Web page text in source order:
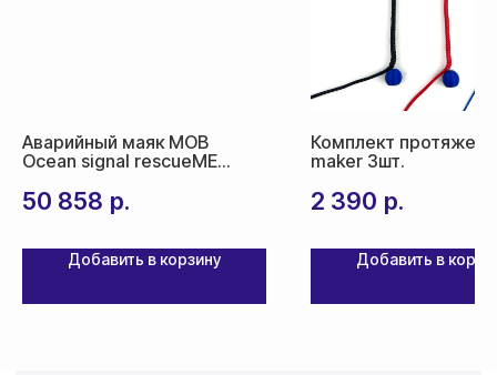
Аварийный маяк MOB
Ocean signal rescueME
50 858 р.
Добавить в корзину
Комплект протяжек
maker 3шт.
2 390 р.
Добавить в